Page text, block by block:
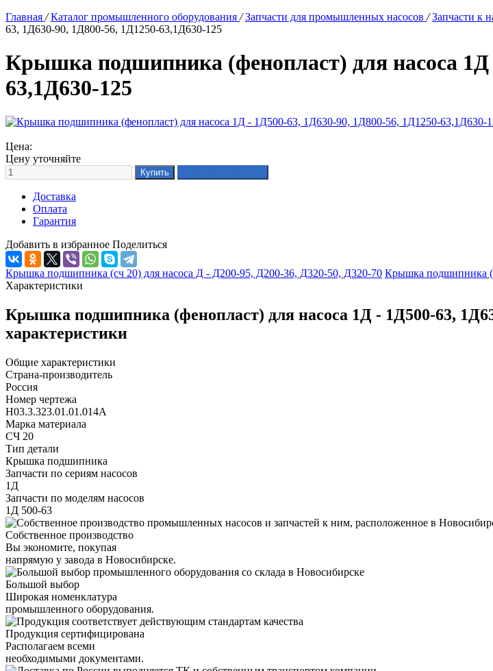
Главная / Каталог промышленного оборудования / Запчасти для промышленных насосов / Запчасти к
63, 1Д630-90, 1Д800-56, 1Д1250-63,1Д630-125
Крышка подшипника (фенопласт) для насоса 1Д
63,1Д630-125
Цена:
Цену уточняйте
Доставка
Оплата
Гарантия
Добавить в избранное Поделиться
Крышка подшипника (сч 20) для насоса Д - Д200-95, Д200-36, Д320-50, Д320-70 Крышка подшипника
Характеристики
Крышка подшипника (фенопласт) для насоса 1Д - 1Д500-63,
характеристики
Общие характеристики
Страна-производитель
Россия
Номер чертежа
Н03.3.323.01.01.014А
Марка материала
СЧ 20
Тип детали
Крышка подшипника
Запчасти по сериям насосов
1Д
Запчасти по моделям насосов
1Д 500-63
Собственное производство
Вы экономите, покупая
напрямую у завода в Новосибирске.
Большой выбор
Широкая номенклатура
промышленного оборудования.
Продукция сертифицирована
Располагаем всеми
необходимыми документами.